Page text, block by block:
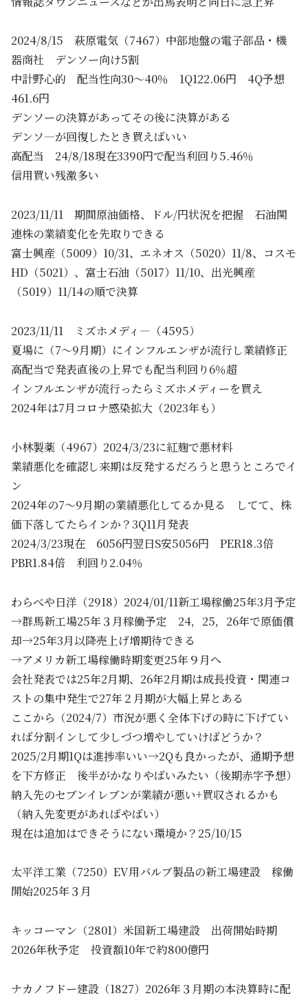
2024/8/15 萩原電気（7467）中部地盤の電子部品・機
器商社 デンソー向け5割
中計野心的 配当性向30～40％ 1Q122.06円 4Q予想
461.6円
デンソーの決算があってその後に決算がある
デンソ―が回復したとき買えばいい
高配当 24/8/18現在3390円で配当利回り5.46％
信用買い残激多い
2023/11/11 期間原油価格、ドル/円状況を把握 石油関
連株の業績変化を先取りできる
富士興産（5009）10/31、エネオス（5020）11/8、コスモ
HD（5021）、富士石油（5017）11/10、出光興産
（5019）11/14の順で決算
2023/11/11 ミズホメディ―（4595）
夏場に（7～9月期）にインフルエンザが流行し業績修正
高配当で発表直後の上昇でも配当利回り6％超
インフルエンザが流行ったらミズホメディーを買え
2024年は7月コロナ感染拡大（2023年も）
小林製薬（4967）2024/3/23に紅麹で悪材料
業績悪化を確認し来期は反発するだろうと思うところでイ
ン
2024年の7～9月期の業績悪化してるか見る してて、株
価下落してたらインか？3Q11月発表
2024/3/23現在 6056円翌日S安5056円 PER18.3倍
PBR1.84倍 利回り2.04％
わらべや日洋（2918）2024/01/11新工場稼働25年3月予定
→群馬新工場25年３月稼働予定 24，25，26年で原価償
却→25年3月以降売上げ増期待できる
→アメリカ新工場稼働時期変更25年９月へ
会社発表では25年2月期、26年2月期は成長投資・関連コ
ストの集中発生で27年２月期が大幅上昇とある
ここから（2024/7）市況が悪く全体下げの時に下げてい
れば分割インして少しづつ増やしていけばどうか？
2025/2月期1Qは進捗率いい→2Qも良かったが、通期予想
を下方修正 後半がかなりやばいみたい（後期赤字予想）
納入先のセブンイレブンが業績が悪い+買収されるかも
（納入先変更があればやばい）
現在は追加はできそうにない環境か？25/10/15
太平洋工業（7250）EV用バルブ製品の新工場建設 稼働
開始2025年３月
キッコーマン（2801）米国新工場建設 出荷開始時期
2026年秋予定 投資額10年で約800億円
ナカノフドー建設（1827）2026年３月期の本決算時に配